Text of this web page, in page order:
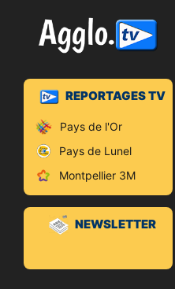
REPORTAGES TV
Pays de l'Or
Pays de Lunel
Montpellier 3M
NEWSLETTER